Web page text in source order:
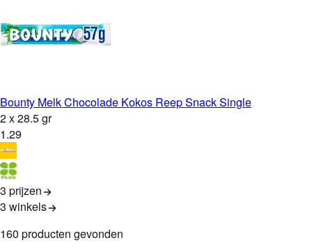
Bounty Melk Chocolade Kokos Reep Snack Single
2 x 28.5 gr
1.29
3 prijzen
3 winkels
160 producten gevonden